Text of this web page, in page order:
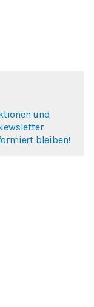
und
bleiben!